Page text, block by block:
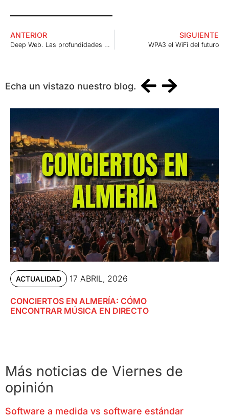
ANTERIOR
Deep Web. Las profundidades mas oscuras de internet
SIGUIENTE
WPA3 el WiFi del futuro
Echa un vistazo nuestro blog.
ACTUALIDAD 17 ABRIL, 2026
CONCIERTOS EN ALMERÍA: CÓMO
ENCONTRAR MÚSICA EN DIRECTO
Más noticias de Viernes de
opinión
Software a medida vs software estándar